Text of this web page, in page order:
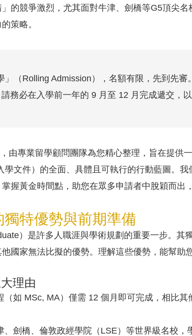
的競爭激烈，尤其面對牛津、劍橋等G5頂尖名
策略。
」（Rolling Admission），名額有限，先到先審
務必在入學前一年的 9 月至 12 月完成遞交，
由專業留學顧問團隊為您精心整理，旨在提供
學文件）的全面、具體且可執行的行動藍圖。我
握黃金時間點，助您在眾多申請者中脫穎而出
特優勢與前期準備
）是許多人職涯與學術規劃的重要一步。其
國家無法比擬的優勢。理解這些優勢，能幫助
理由
（如 MSc, MA）僅需 12 個月即可完成，相比其
劍橋、倫敦政經學院（LSE）等世界級名校，